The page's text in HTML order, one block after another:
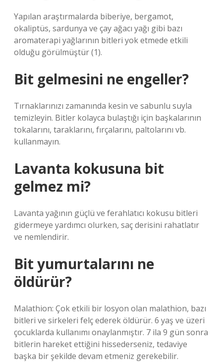
Yapılan araştırmalarda biberiye, bergamot,
okaliptüs, sardunya ve çay ağacı yağı gibi bazı
aromaterapi yağlarının bitleri yok etmede etkili
olduğu görülmüştür (1).
Bit gelmesini ne engeller?
Tırnaklarınızı zamanında kesin ve sabunlu suyla
temizleyin. Bitler kolayca bulaştığı için başkalarının
tokalarını, taraklarını, fırçalarını, paltolarını vb.
kullanmayın.
Lavanta kokusuna bit
gelmez mi?
Lavanta yağının güçlü ve ferahlatıcı kokusu bitleri
gidermeye yardımcı olurken, saç derisini rahatlatır
ve nemlendirir.
Bit yumurtalarını ne
öldürür?
Malathion: Çok etkili bir losyon olan malathion, bazı
bitleri ve sirkeleri felç ederek öldürür. 6 yaş ve üzeri
çocuklarda kullanımı onaylanmıştır. 7 ila 9 gün sonra
bitlerin hareket ettiğini hissederseniz, tedaviye
başka bir şekilde devam etmeniz gerekebilir.